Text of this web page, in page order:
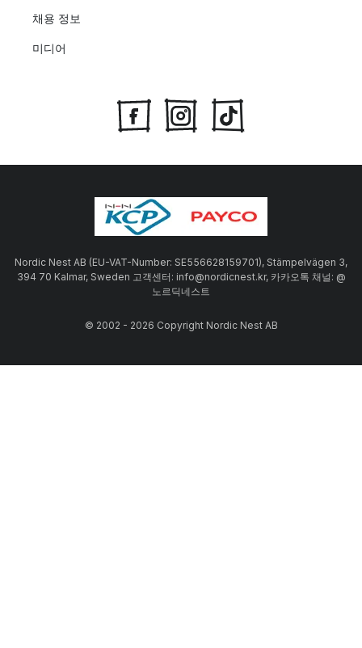
채용 정보
미디어
Nordic Nest AB (EU-VAT-Number: SE556628159701), Stämpelvägen 3,
394 70 Kalmar, Sweden 고객센터: info@nordicnest.kr, 카카오톡 채널: @
노르딕네스트
© 2002 - 2026 Copyright Nordic Nest AB